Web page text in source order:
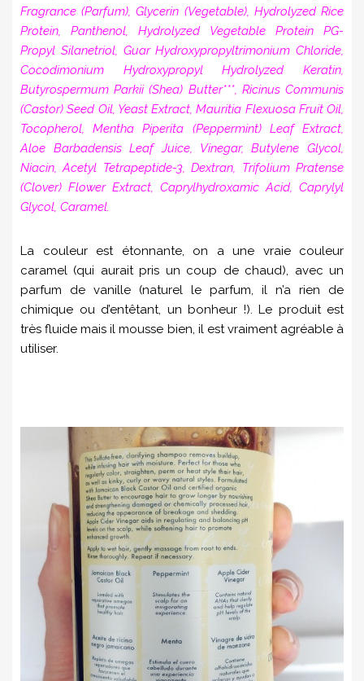
Fragrance (Parfum), Glycerin (Vegetable), Hydrolyzed Rice
Protein, Panthenol, Hydrolyzed Vegetable Protein PG-
Propyl Silanetriol, Guar Hydroxypropyltrimonium Chloride,
Cocodimonium Hydroxypropyl Hydrolyzed Keratin,
Butyrospermum Parkii (Shea) Butter***, Ricinus Communis
(Castor) Seed Oil, Yeast Extract, Mauritia Flexuosa Fruit Oil,
Tocopherol, Mentha Piperita (Peppermint) Leaf Extract,
Aloe Barbadensis Leaf Juice, Vinegar, Butylene Glycol,
Niacin, Acetyl Tetrapeptide-3, Dextran, Trifolium Pratense
(Clover) Flower Extract, Caprylhydroxamic Acid, Caprylyl
Glycol, Caramel.
La couleur est étonnante, on a une vraie couleur
caramel (qui aurait pris un coup de chaud), avec un
parfum de vanille (naturel le parfum, il n’a rien de
chimique ou d’entêtant, un bonheur !). Le produit est
très fluide mais il mousse bien, il est vraiment agréable à
utiliser.